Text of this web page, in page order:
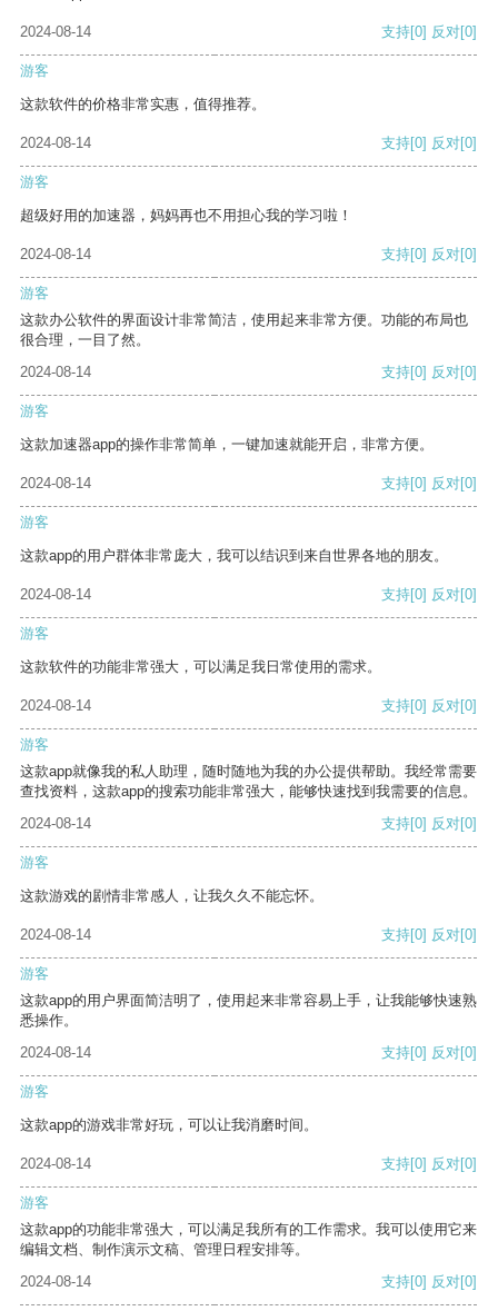
2024-08-14 支持[0] 反对[0]
游客
这款软件的价格非常实惠，值得推荐。
2024-08-14 支持[0] 反对[0]
游客
超级好用的加速器，妈妈再也不用担心我的学习啦！
2024-08-14 支持[0] 反对[0]
游客
这款办公软件的界面设计非常简洁，使用起来非常方便。功能的布局也
很合理，一目了然。
2024-08-14
支持[0] 反对[0]
游客
这款加速器app的操作非常简单，一键加速就能开启，非常方便。
2024-08-14 支持[0] 反对[0]
游客
这款app的用户群体非常庞大，我可以结识到来自世界各地的朋友。
2024-08-14 支持[0] 反对[0]
游客
这款软件的功能非常强大，可以满足我日常使用的需求。
2024-08-14 支持[0] 反对[0]
游客
这款app就像我的私人助理，随时随地为我的办公提供帮助。我经常需要
查找资料，这款app的搜索功能非常强大，能够快速找到我需要的信息。
2024-08-14
支持[0] 反对[0]
游客
这款游戏的剧情非常感人，让我久久不能忘怀。
2024-08-14 支持[0] 反对[0]
游客
这款app的用户界面简洁明了，使用起来非常容易上手，让我能够快速熟
悉操作。
2024-08-14
支持[0] 反对[0]
游客
这款app的游戏非常好玩，可以让我消磨时间。
2024-08-14 支持[0] 反对[0]
游客
这款app的功能非常强大，可以满足我所有的工作需求。我可以使用它来
编辑文档、制作演示文稿、管理日程安排等。
2024-08-14
支持[0] 反对[0]